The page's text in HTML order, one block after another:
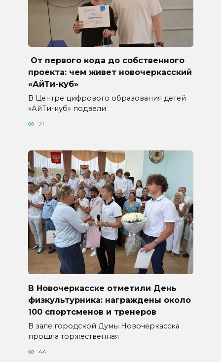
От первого кода до собственного
проекта: чем живет новочеркасский
«АйТи-куб»
В Центре цифрового образования детей
«АйТи-куб» подвели
21
В Новочеркасске отметили День
физкультурника: награждены около
100 спортсменов и тренеров
В зале городской Думы Новочеркасска
прошла торжественная
44